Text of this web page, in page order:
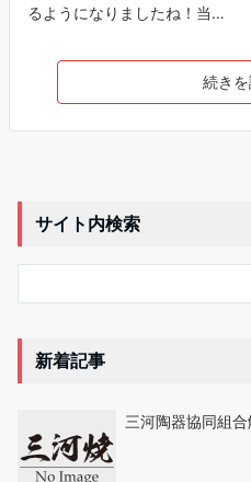
るようになりましたね！当…
続き
サイト内検索
新着記事
三河陶器協同組